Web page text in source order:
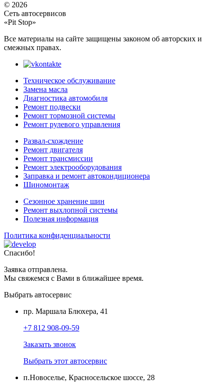
© 2026
Сеть автосервисов
«Pit Stop»
Все материалы на сайте защищены законом об авторских и
смежных правах.
Техническое обслуживание
Замена масла
Диагностика автомобиля
Ремонт подвески
Ремонт тормозной системы
Ремонт рулевого управления
Развал-схождение
Ремонт двигателя
Ремонт трансмиссии
Ремонт электрооборудования
Заправка и ремонт автокондиционера
Шиномонтаж
Сезонное хранение шин
Ремонт выхлопной системы
Полезная информация
Политика конфиденциальности
Спасибо!
Заявка отправлена.
Мы свяжемся с Вами в ближайшее время.
Выбрать автосервис
пр. Маршала Блюхера, 41
+7 812 908-09-59
Заказать звонок
Выбрать этот автосервис
п.Новоселье, Красносельское шоссе, 28